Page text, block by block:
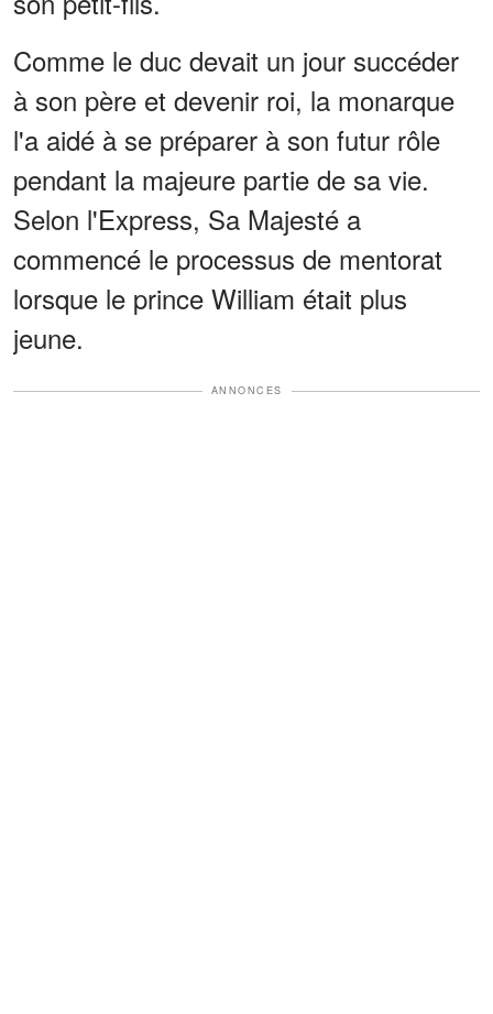
Comme le duc devait un jour succéder
à son père et devenir roi, la monarque
l'a aidé à se préparer à son futur rôle
pendant la majeure partie de sa vie.
Selon l'Express, Sa Majesté a
commencé le processus de mentorat
lorsque le prince William était plus
jeune.
ANNONCES